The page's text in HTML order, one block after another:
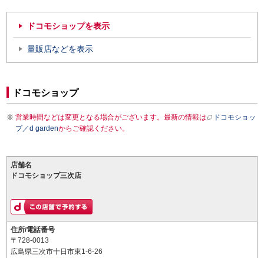
ドコモショップを表示
量販店などを表示
ドコモショップ
営業時間などは変更となる場合がございます。最新の情報は
ドコモショッ
プ／d gardenからご確認ください。
店舗名
ドコモショップ三次店
住所/電話番号
〒728-0013
広島県三次市十日市東1-6-26